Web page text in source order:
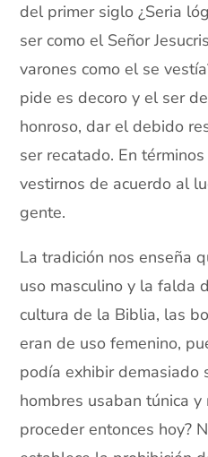
del primer siglo ¿Seria
ser como el Señor
varones como el se
pide es decoro y el ser
honroso, dar el debido
ser recatado. En
vestirnos de acuerdo al
gente.
La tradición nos enseña
uso masculino y la falda
cultura de la Biblia, las
eran de uso femenino,
podía exhibir demasiado
hombres usaban túnica y
proceder entonces hoy?